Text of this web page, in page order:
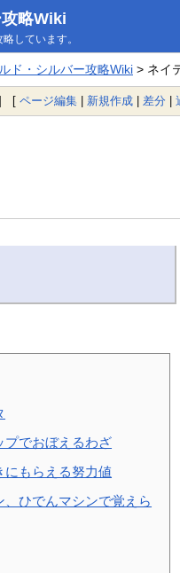
略Wiki
しています。
ド・シルバー攻略Wiki> ネイ
[ ページ編集 | 新規作成 | 差分 |
プでおぼえるわざ
にもらえる努力値
ひでんマシンで覚えら